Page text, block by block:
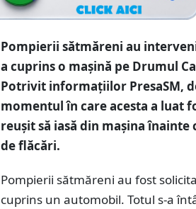
Pompierii sătmăreni au
a cuprins o mașină pe Drumul
Potrivit informațiilor PresaSM,
momentul în care acesta a luat
reușit să iasă din mașina
de flăcări.
Pompierii sătmăreni au fost
cuprins un automobil. Totul s-a